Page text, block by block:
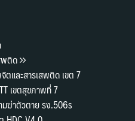
พติด
และสารเสพติด เขต 7
เขตสุขภาพที่ 7
ฆ่าตัวตาย รง.506s